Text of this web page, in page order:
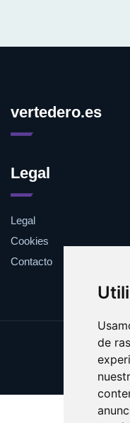
de
vertedero.es
Legal
Legal
Cookies
Contacto
Update